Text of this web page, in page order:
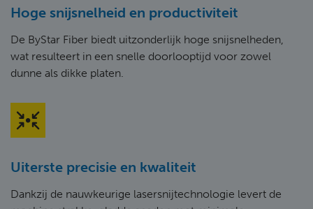
Hoge snijsnelheid en productiviteit
De ByStar Fiber biedt uitzonderlijk hoge snijsnelheden,
wat resulteert in een snelle doorlooptijd voor zowel
dunne als dikke platen.
Uiterste precisie en kwaliteit
Dankzij de nauwkeurige lasersnijtechnologie levert de